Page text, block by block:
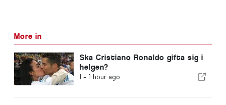
More in
Ska Cristiano Ronaldo gifta sig i
helgen?
I - 1 hour ago